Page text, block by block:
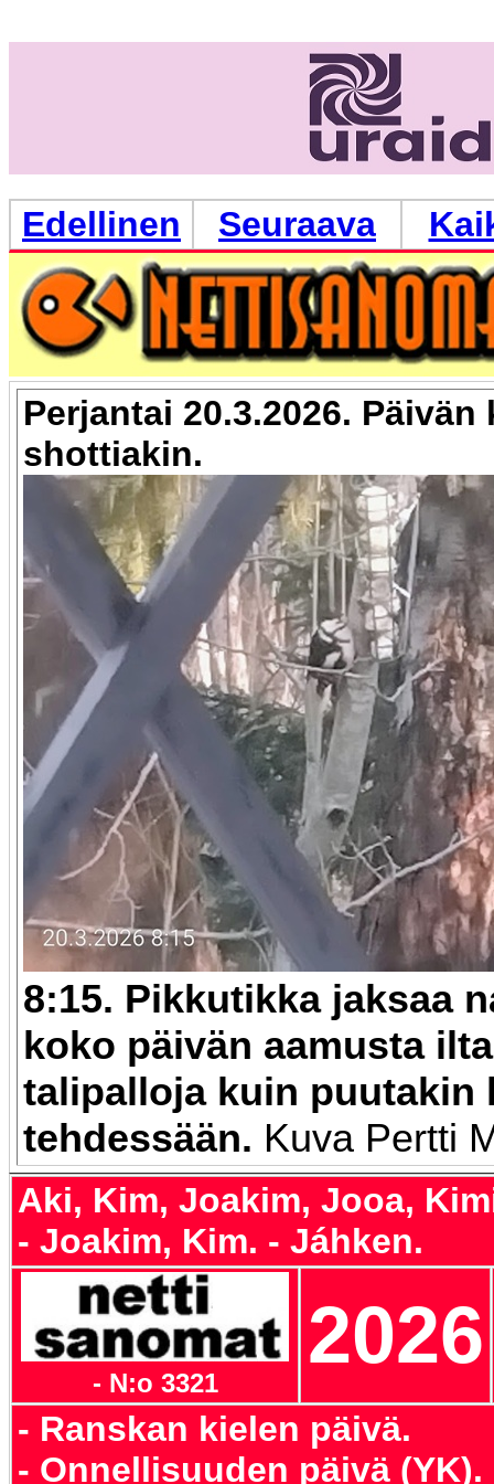
Edellinen Seuraava
Perjantai 20.3.2026.
shottiakin.
8:15. Pikkutikka jaksaa
koko päivän aamusta
talipalloja kuin puutakin
tehdessään. Kuva Pertti
Aki, Kim, Joakim, Jooa,
- Joakim, Kim. - Jáhken.
- N:o 3321
2026
- Ranskan kielen päivä.
- Onnellisuuden päivä (YK).